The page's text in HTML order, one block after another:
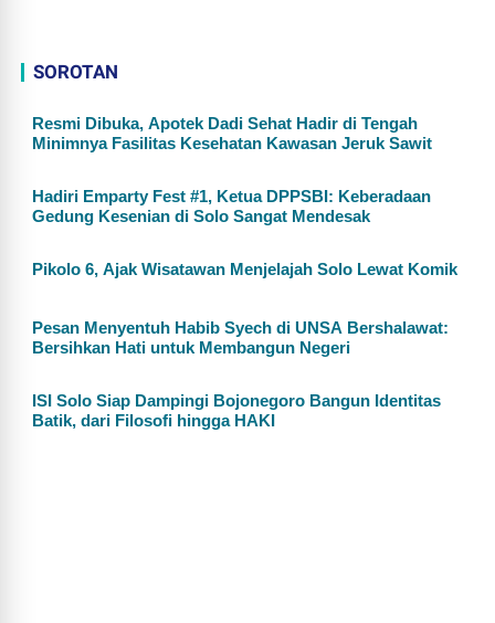
SOROTAN
Resmi Dibuka, Apotek Dadi Sehat Hadir di Tengah
Minimnya Fasilitas Kesehatan Kawasan Jeruk Sawit
Hadiri Emparty Fest #1, Ketua DPPSBI: Keberadaan
Gedung Kesenian di Solo Sangat Mendesak
Pikolo 6, Ajak Wisatawan Menjelajah Solo Lewat Komik
Pesan Menyentuh Habib Syech di UNSA Bershalawat:
Bersihkan Hati untuk Membangun Negeri
ISI Solo Siap Dampingi Bojonegoro Bangun Identitas
Batik, dari Filosofi hingga HAKI